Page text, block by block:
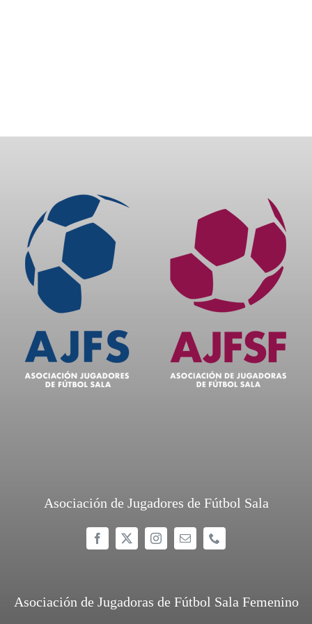
Asociación de Jugadores de Fútbol Sala
Asociación de Jugadoras de Fútbol Sala Femenino